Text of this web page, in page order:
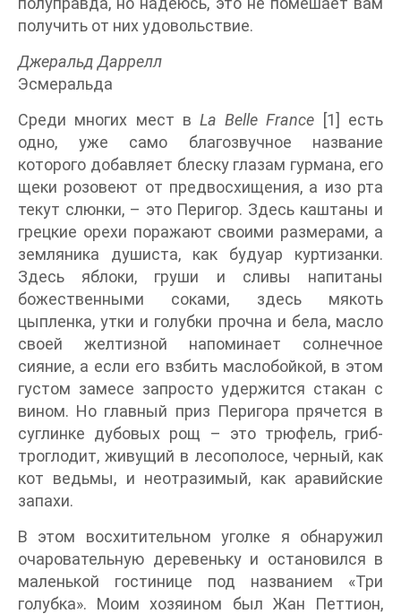
получить от них удовольствие.
Джеральд Даррелл
Эсмеральда
Среди многих мест в La Belle France [1] есть
одно, уже само благозвучное название
которого добавляет блеску глазам гурмана, его
щеки розовеют от предвосхищения, а изо рта
текут слюнки, – это Перигор. Здесь каштаны и
грецкие орехи поражают своими размерами, а
земляника душиста, как будуар куртизанки.
Здесь яблоки, груши и сливы напитаны
божественными соками, здесь мякоть
цыпленка, утки и голубки прочна и бела, масло
своей желтизной напоминает солнечное
сияние, а если его взбить маслобойкой, в этом
густом замесе запросто удержится стакан с
вином. Но главный приз Перигора прячется в
суглинке дубовых рощ – это трюфель, гриб-
троглодит, живущий в лесополосе, черный, как
кот ведьмы, и неотразимый, как аравийские
запахи.
В этом восхитительном уголке я обнаружил
очаровательную деревеньку и остановился в
маленькой гостинице под названием «Три
голубка». Моим хозяином был Жан Петтион,